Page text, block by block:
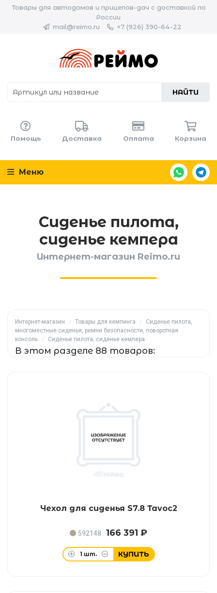
Товары для автодомов и прицепов-дач с доставкой по
России
mail@reimo.ru
+7 (926) 390-64-22
НАЙТИ
Помощь Доставка Оплата Корзина
Меню
Сиденье пилота,
сиденье кемпера
Интернет-магазин Reimo.ru
Интернет-магазин / Товары для кемпинга /
Сиденье пилота,
многоместные сиденья, ремни безопасности, поворотная
консоль
/ Сиденье пилота, сиденье кемпера
В этом разделе 88 товаров:
Чехол для сиденья S7.8 Tavoc2
592148 166 391 ₽
1 шт. КУПИТЬ